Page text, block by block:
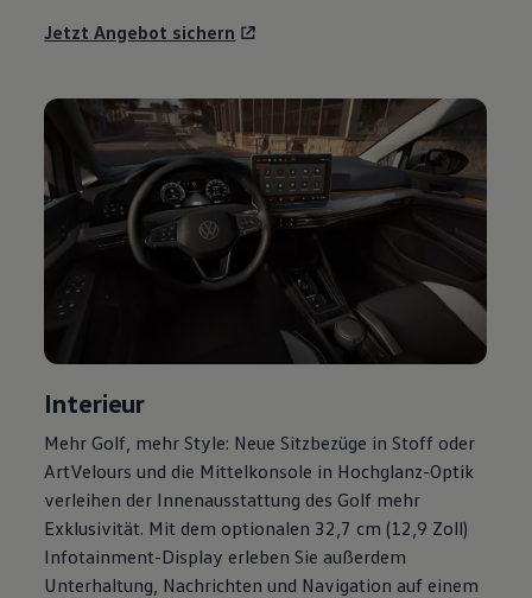
Handy und Fahrzeug verbinden
Vorgängermodelle
Kundeninformationen
Volkswagen Kundenbetreuung
Warn- und Kontrollleuchten
Assistenzsysteme
Digitale Betriebsanleitung
Live Beratung
Magazin
Lifestyle
Transport
Volkswagen Kundenbetreuung
Jetzt Angebot sichern
Interieur
Mehr Golf , mehr Style: Neue Sitzbezüge in Stoff oder
ArtVelours und die Mittelkonsole in Hochglanz-Optik
verleihen der Innenausstattung des Golf mehr
Exklusivität. Mit dem optionalen 32,7 cm (12,9 Zoll)
Infotainment-Display erleben Sie außerdem
Unterhaltung, Nachrichten und Navigation auf einem